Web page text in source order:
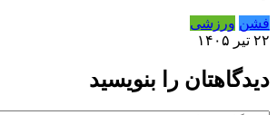
فشن ورزشی
۲۲ تیر ۱۴۰۵
دیدگاهتان را بنویسید